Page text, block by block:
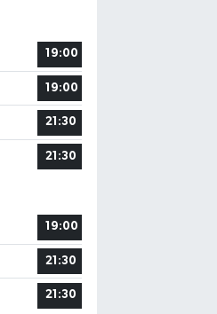
19:00
19:00
21:30
21:30
19:00
21:30
21:30